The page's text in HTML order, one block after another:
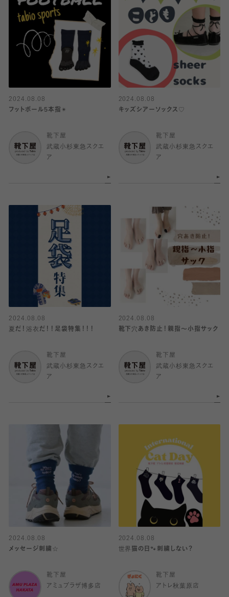
2024.08.08
フットボール5本指✴︎
靴下屋
武蔵小杉東急スクエ
ア
2024.08.08
キッズシアーソックス♡
靴下屋
武蔵小杉東急スクエ
ア
2024.08.08
夏だ！浴衣だ！！足袋特集！！！
靴下屋
武蔵小杉東急スクエ
ア
2024.08.08
靴下穴あき防止！親指〜小指サック
靴下屋
武蔵小杉東急スクエ
ア
2024.08.08
メッセージ刺繍☆
靴下屋
アミュプラザ博多店
2024.08.08
世界猫の日🐾刺繍しない？
靴下屋
アトレ秋葉原店